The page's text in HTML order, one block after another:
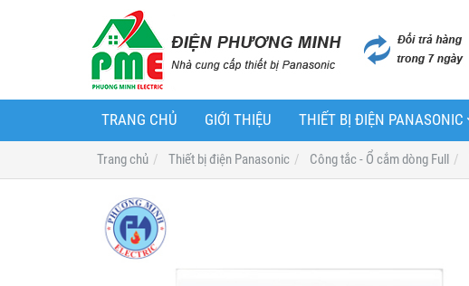
TRANG CHỦ GIỚI THIỆU THIẾT BỊ ĐIỆN PANASONIC
Trang chủ Thiết bị điện Panasonic Công tắc - Ổ cắm dòng Full